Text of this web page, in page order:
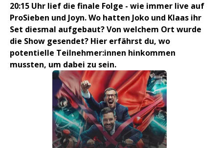
20:15 Uhr lief die finale Folge - wie immer live auf
ProSieben und Joyn. Wo hatten Joko und Klaas ihr
Set diesmal aufgebaut? Von welchem Ort wurde
die Show gesendet? Hier erfährst du, wo
potentielle Teilnehmer:innen hinkommen
mussten, um dabei zu sein.